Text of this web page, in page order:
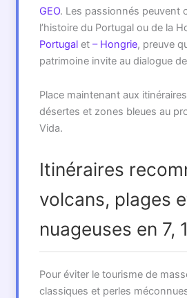
GEO. Les passionnés peuvent
l’histoire du Portugal ou de la
Portugalet – Hongrie, preuve
patrimoine invite au dialogue
Place maintenant aux
désertes et zones bleues au
Vida.
Itinéraires
volcans, plages
nuageuses en 7,
Pour éviter le tourisme de
classiques et perles